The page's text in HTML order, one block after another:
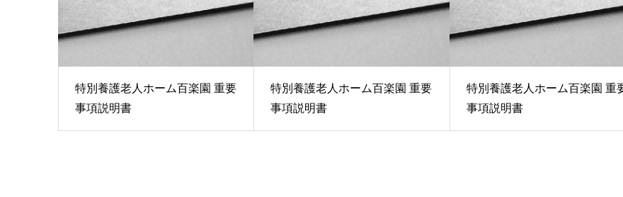
特別養護老人ホーム百楽園 重要
事項説明書
特別養護老人ホーム百楽園 重要
事項説明書
特別養護老人ホーム百楽園 重
事項説明書